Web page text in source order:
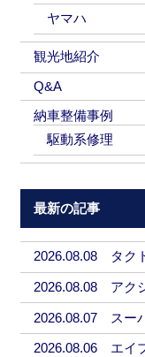
ヤマハ
観光地紹介
Q&A
納車整備事例
駆動系修理
最新の記事
2026.08.08 タク
2026.08.08 アク
2026.08.07 スー
2026.08.06 エイ